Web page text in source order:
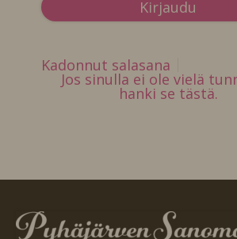
Kadonnut salasana
Jos sinulla ei ole vielä
hanki se tästä.